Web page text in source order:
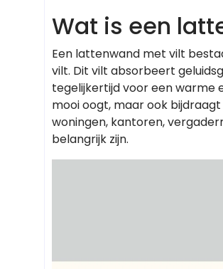
Wat is een
Een lattenwand met vilt
vilt. Dit vilt absorbeert
tegelijkertijd voor een warme
mooi oogt, maar ook
woningen, kantoren,
belangrijk zijn.